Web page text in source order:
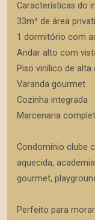
Características do
33m² de área
1 dormitório com
Andar alto com
Piso vinílico de alta
Varanda gourmet
Cozinha integrada
Marcenaria
Condomínio clube
aquecida,
gourmet,
Perfeito para